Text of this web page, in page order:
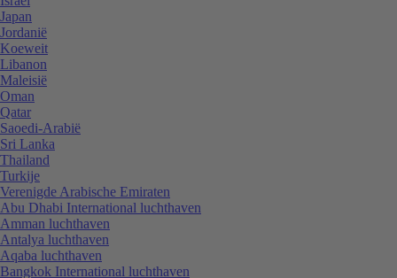
Japan
Jordanië
Koeweit
Libanon
Maleisië
Oman
Qatar
Saoedi-Arabië
Sri Lanka
Thailand
Turkije
Verenigde Arabische Emiraten
Abu Dhabi International luchthaven
Amman luchthaven
Antalya luchthaven
Aqaba luchthaven
Bangkok International luchthaven